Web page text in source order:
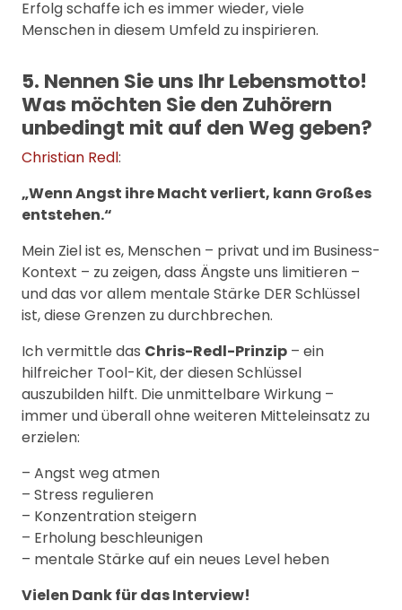
Erfolg schaffe ich es immer wieder, viele
Menschen in diesem Umfeld zu inspirieren.
5. Nennen Sie uns Ihr Lebensmotto!
Was möchten Sie den Zuhörern
unbedingt mit auf den Weg geben?
Christian Redl:
„Wenn Angst ihre Macht verliert, kann Großes
entstehen.“
Mein Ziel ist es, Menschen – privat und im Business-
Kontext – zu zeigen, dass Ängste uns limitieren –
und das vor allem mentale Stärke DER Schlüssel
ist, diese Grenzen zu durchbrechen.
Ich vermittle das Chris-Redl-Prinzip – ein
hilfreicher Tool-Kit, der diesen Schlüssel
auszubilden hilft. Die unmittelbare Wirkung –
immer und überall ohne weiteren Mitteleinsatz zu
erzielen:
– Angst weg atmen
– Stress regulieren
– Konzentration steigern
– Erholung beschleunigen
– mentale Stärke auf ein neues Level heben
Vielen Dank für das Interview!